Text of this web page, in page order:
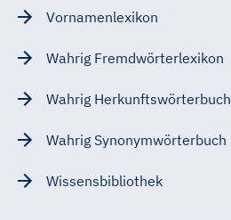
Vornamenlexikon
Wahrig Fremdwörterlexikon
Wahrig Herkunftswörterbuch
Wahrig Synonymwörterbuch
Wissensbibliothek